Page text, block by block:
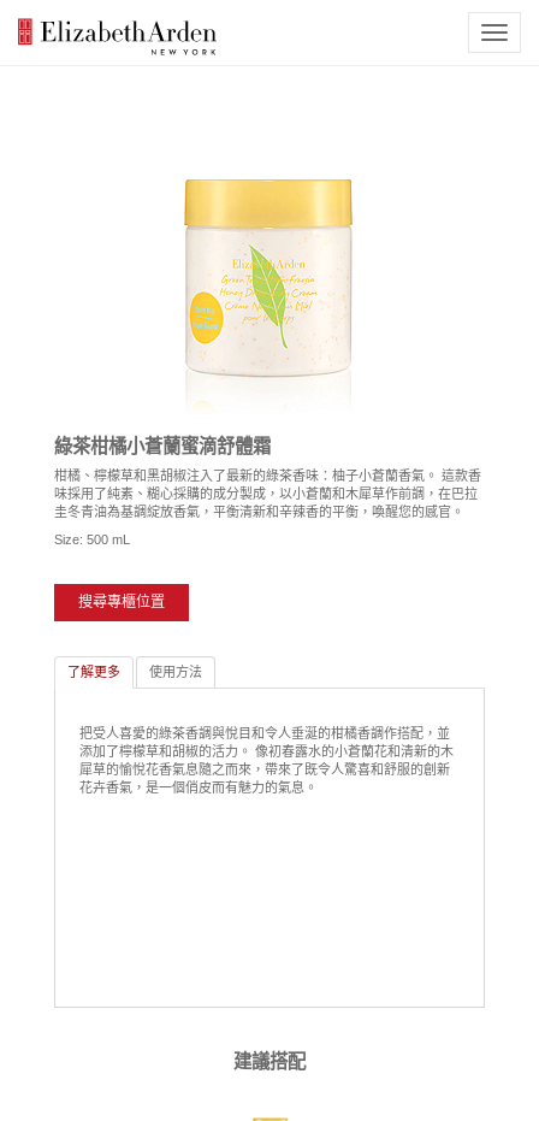
綠茶柑橘小蒼蘭蜜滴舒體霜
柑橘、檸檬草和黑胡椒注入了最新的綠茶香味：柚子小蒼蘭香氣。 這款香
味採用了純素、糊心採購的成分製成，以小蒼蘭和木犀草作前調，在巴拉
圭冬青油為基調綻放香氣，平衡清新和辛辣香的平衡，喚醒您的感官。
Size: 500 mL
搜尋專櫃位置
了解更多 使用方法
把受人喜愛的綠茶香調與悅目和令人垂涎的柑橘香調作搭配，並
添加了檸檬草和胡椒的活力。 像初春露水的小蒼蘭花和清新的木
犀草的愉悅花香氣息隨之而來，帶來了既令人驚喜和舒服的創新
花卉香氣，是一個俏皮而有魅力的氣息。
建議搭配